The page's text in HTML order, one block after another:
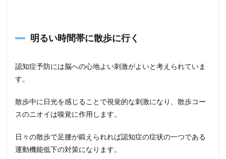
明るい時間帯に散歩に行く
認知症予防には脳への心地よい刺激がよいと考えられていま
す。
散歩中に日光を感じることで視覚的な刺激になり、散歩コー
スのニオイは嗅覚に作用します。
日々の散歩で足腰が鍛えられれば認知症の症状の一つである
運動機能低下の対策になります。